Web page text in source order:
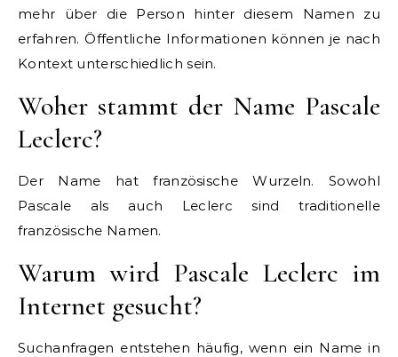
mehr über die Person hinter diesem Namen zu
erfahren. Öffentliche Informationen können je nach
Kontext unterschiedlich sein.
Woher stammt der Name Pascale
Leclerc?
Der Name hat französische Wurzeln. Sowohl
Pascale als auch Leclerc sind traditionelle
französische Namen.
Warum wird Pascale Leclerc im
Internet gesucht?
Suchanfragen entstehen häufig, wenn ein Name in